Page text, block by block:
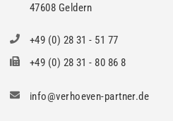
47608 Geldern
+49 (0) 28 31 - 51 77
+49 (0) 28 31 - 80 86 8
info@verhoeven-partner.de